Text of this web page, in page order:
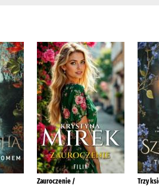
Zauroczenie /
Trzy